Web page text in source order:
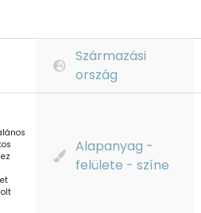
Származási
ország
Alapanyag -
felülete - színe